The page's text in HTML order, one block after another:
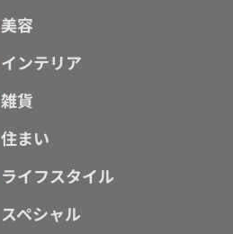
美容
インテリア
雑貨
住まい
ライフスタイル
スペシャル